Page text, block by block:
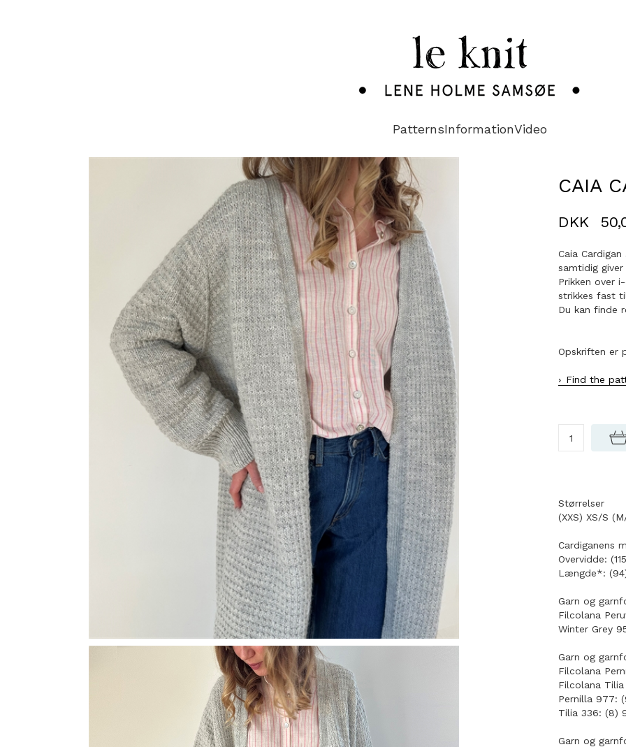
PatternsInformationVideo
CAIA
DKK
Caia
samtidig
Prikken over
strikkes fast
Du kan finde
Opskriften er
Find the
Størrelser
(XXS) XS/S
Cardiganens
Overvidde:
Længde*:
Garn og
Filcolana
Winter Grey
Garn og
Filcolana
Filcolana
Pernilla 977:
Tilia 336: (8)
Garn og